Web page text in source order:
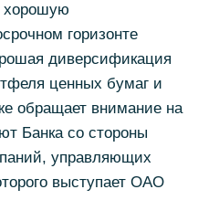
хорошую
горизонте
диверсификация
ценных бумаг и
обращает внимание на
Банка со стороны
управляющих
выступает ОАО